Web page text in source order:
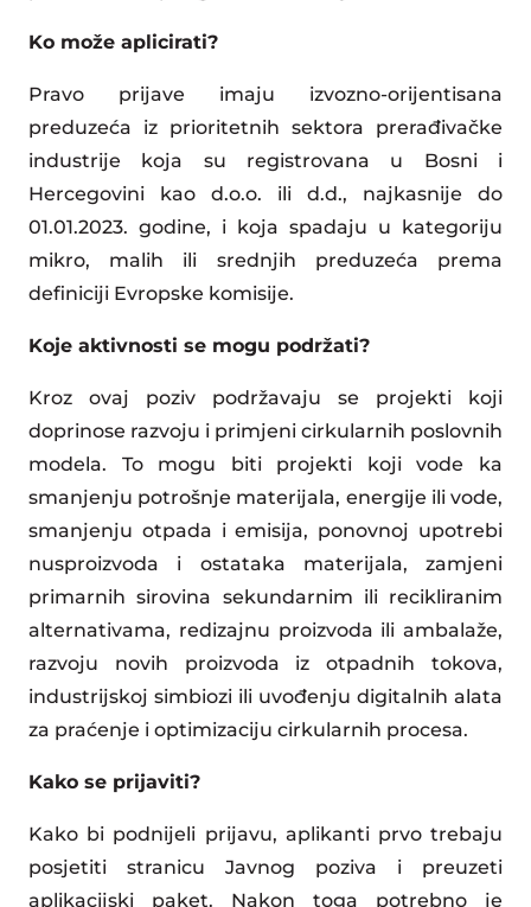
Ko može aplicirati?
Pravo prijave imaju izvozno-orijentisana
preduzeća iz prioritetnih sektora prerađivačke
industrije koja su registrovana u Bosni i
Hercegovini kao d.o.o. ili d.d., najkasnije do
01.01.2023. godine, i koja spadaju u kategoriju
mikro, malih ili srednjih preduzeća prema
definiciji Evropske komisije.
Koje aktivnosti se mogu podržati?
Kroz ovaj poziv podržavaju se projekti koji
doprinose razvoju i primjeni cirkularnih poslovnih
modela. To mogu biti projekti koji vode ka
smanjenju potrošnje materijala, energije ili vode,
smanjenju otpada i emisija, ponovnoj upotrebi
nusproizvoda i ostataka materijala, zamjeni
primarnih sirovina sekundarnim ili recikliranim
alternativama, redizajnu proizvoda ili ambalaže,
razvoju novih proizvoda iz otpadnih tokova,
industrijskoj simbiozi ili uvođenju digitalnih alata
za praćenje i optimizaciju cirkularnih procesa.
Kako se prijaviti?
Kako bi podnijeli prijavu, aplikanti prvo trebaju
posjetiti stranicu Javnog poziva i preuzeti
aplikacijski paket. Nakon toga potrebno je